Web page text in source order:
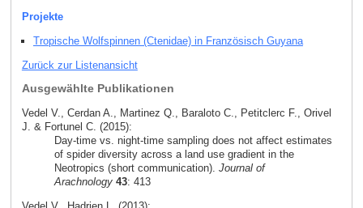
Projekte
Tropische Wolfspinnen (Ctenidae) in Französisch Guyana
Zurück zur Listenansicht
Ausgewählte Publikationen
Vedel V., Cerdan A., Martinez Q., Baraloto C., Petitclerc F., Orivel
J. & Fortunel C. (2015):
Day-time vs. night-time sampling does not affect estimates
of spider diversity across a land use gradient in the
Neotropics (short communication). Journal of
Arachnology 43: 413